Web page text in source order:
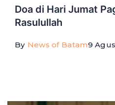
Doa di Hari Jumat
Rasulullah
By News of Batam9